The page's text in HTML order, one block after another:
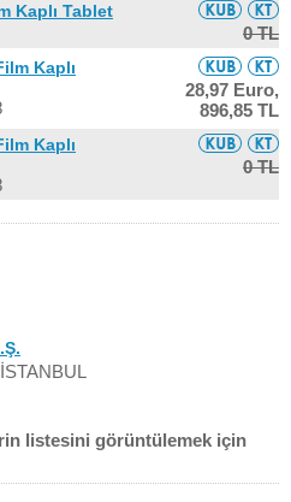
Kaplı Tablet
0 TL
Kaplı
28,97 Euro,
896,85 TL
Kaplı
0 TL
listesini görüntülemek için